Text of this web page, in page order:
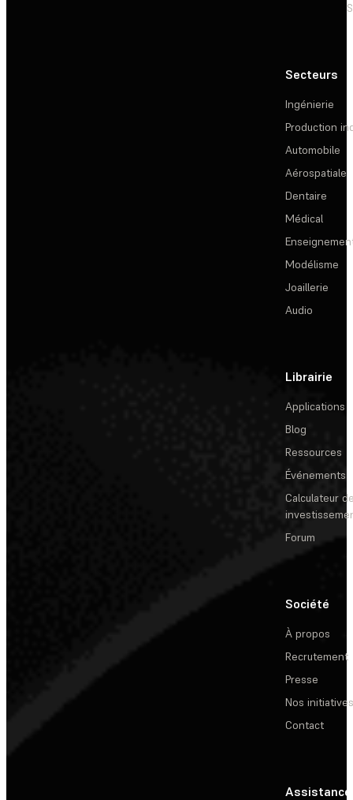
Secteurs
Ingénierie
Production
Automobile
Aérospatiale
Dentaire
Médical
Modélisme
Joaillerie
Audio
Librairie
Applications
Blog
Ressources
Événements
Calculateur
Forum
Société
À propos
Recrutement
Presse
Nos initiatives
Contact
Assistance